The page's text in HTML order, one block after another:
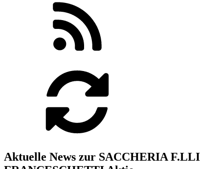
Aktuelle News zur SACCHERIA F.LLI